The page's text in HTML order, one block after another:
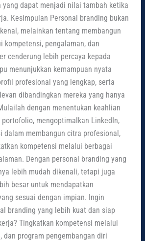
yang dapat menjadi nilai tambah ketika
Kesimpulan Personal branding bukan
melainkan tentang membangun
kompetensi, pengalaman, dan
cenderung lebih percaya kepada
menunjukkan kemampuan nyata
profesional yang lengkap, serta
dibandingkan mereka yang hanya
dengan menentukan keahlian
portofolio, mengoptimalkan LinkedIn,
dalam membangun citra profesional,
kompetensi melalui berbagai
Dengan personal branding yang
lebih mudah dikenali, tetapi juga
besar untuk mendapatkan
sesuai dengan impian. Ingin
branding yang lebih kuat dan siap
Tingkatkan kompetensi melalui
dan program pengembangan diri